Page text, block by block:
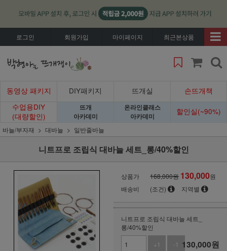
로그인 회원가입 마이페이지 최근본상품
동영상 패키지 DIY패키지 뜨개실
손뜨개책
수업용DIY
(대량할인)
뜨개
아카데미
온라인클래스
아카데미
할인실(~90%)
바늘/부자재 대바늘 일반줄바늘
니트프로 조립식 대바늘 세트_롱/40%할인
상품가 168,000원 130,000원
배송비
(조건) 지역별
니트프로 조립식 대바늘 세트_
롱/40%할인
+1
-1 130,000원